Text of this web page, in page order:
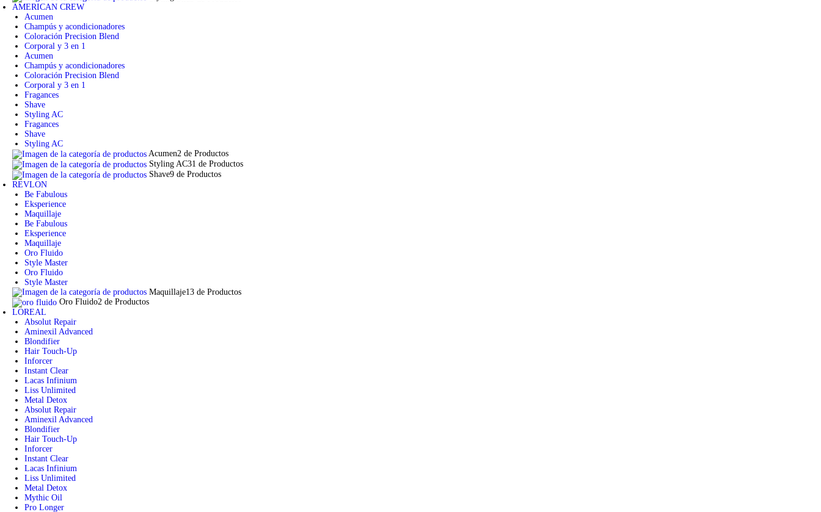
AMERICAN CREW
Acumen
Champús y acondicionadores
Coloración Precision Blend
Corporal y 3 en 1
Acumen
Champús y acondicionadores
Coloración Precision Blend
Corporal y 3 en 1
Fragances
Shave
Styling AC
Fragances
Shave
Styling AC
Acumen2 de Productos
Styling AC31 de Productos
Shave9 de Productos
REVLON
Be Fabulous
Eksperience
Maquillaje
Be Fabulous
Eksperience
Maquillaje
Oro Fluido
Style Master
Oro Fluido
Style Master
Maquillaje13 de Productos
Oro Fluido2 de Productos
LOREAL
Absolut Repair
Aminexil Advanced
Blondifier
Hair Touch-Up
Inforcer
Instant Clear
Lacas Infinium
Liss Unlimited
Metal Detox
Absolut Repair
Aminexil Advanced
Blondifier
Hair Touch-Up
Inforcer
Instant Clear
Lacas Infinium
Liss Unlimited
Metal Detox
Mythic Oil
Pro Longer